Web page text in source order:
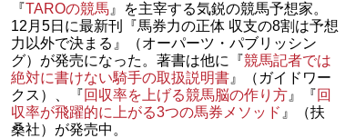
『TAROの競馬 』を主宰する気鋭の競馬予想家。
12月5日に最新刊『馬券力の正体 収支の8割は予想
力以外で決まる』（オーパーツ・パブリッシン
グ）が発売になった。著書は他に『競馬記者では
絶対に書けない騎手の取扱説明書 』（ガイドワー
クス）、『回収率を上げる競馬脳の作り方 』『回
収率が飛躍的に上がる3つの馬券メソッド 』（扶
桑社）が発売中。